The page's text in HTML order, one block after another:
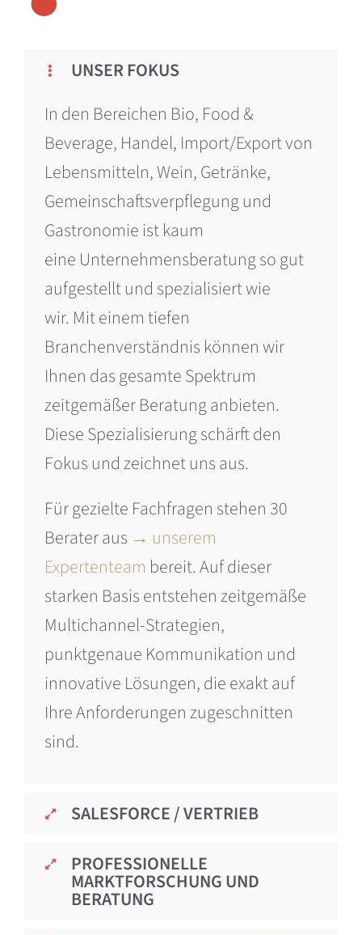
UNSER FOKUS
In den Bereichen Bio, Food &
Beverage, Handel, Import/Export von
Lebensmitteln, Wein, Getränke,
Gemeinschaftsverpflegung und
Gastronomie ist kaum
eine Unternehmensberatung so gut
aufgestellt und spezialisiert wie
wir. Mit einem tiefen
Branchenverständnis können wir
Ihnen das gesamte Spektrum
zeitgemäßer Beratung anbieten.
Diese Spezialisierung schärft den
Fokus und zeichnet uns aus.
Für gezielte Fachfragen stehen 30
Berater aus → unserem
Expertenteam bereit. Auf dieser
starken Basis entstehen zeitgemäße
Multichannel-Strategien,
punktgenaue Kommunikation und
innovative Lösungen, die exakt auf
Ihre Anforderungen zugeschnitten
sind.
SALESFORCE / VERTRIEB
PROFESSIONELLE
MARKTFORSCHUNG UND
BERATUNG